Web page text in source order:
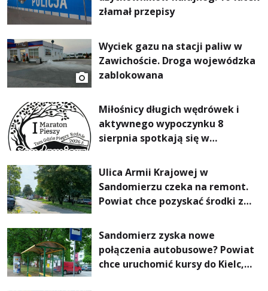
złamał przepisy
Wyciek gazu na stacji paliw w
Zawichoście. Droga wojewódzka
zablokowana
Miłośnicy długich wędrówek i
aktywnego wypoczynku 8
sierpnia spotkają się w
Pieszym „Tam Gdzie Pieprz
Rośnie”
Ulica Armii Krajowej w
Sandomierzu czeka na remont.
Powiat chce pozyskać środki z
Dróg
Sandomierz zyska nowe
połączenia autobusowe? Powiat
chce uruchomić kursy do Kielc,